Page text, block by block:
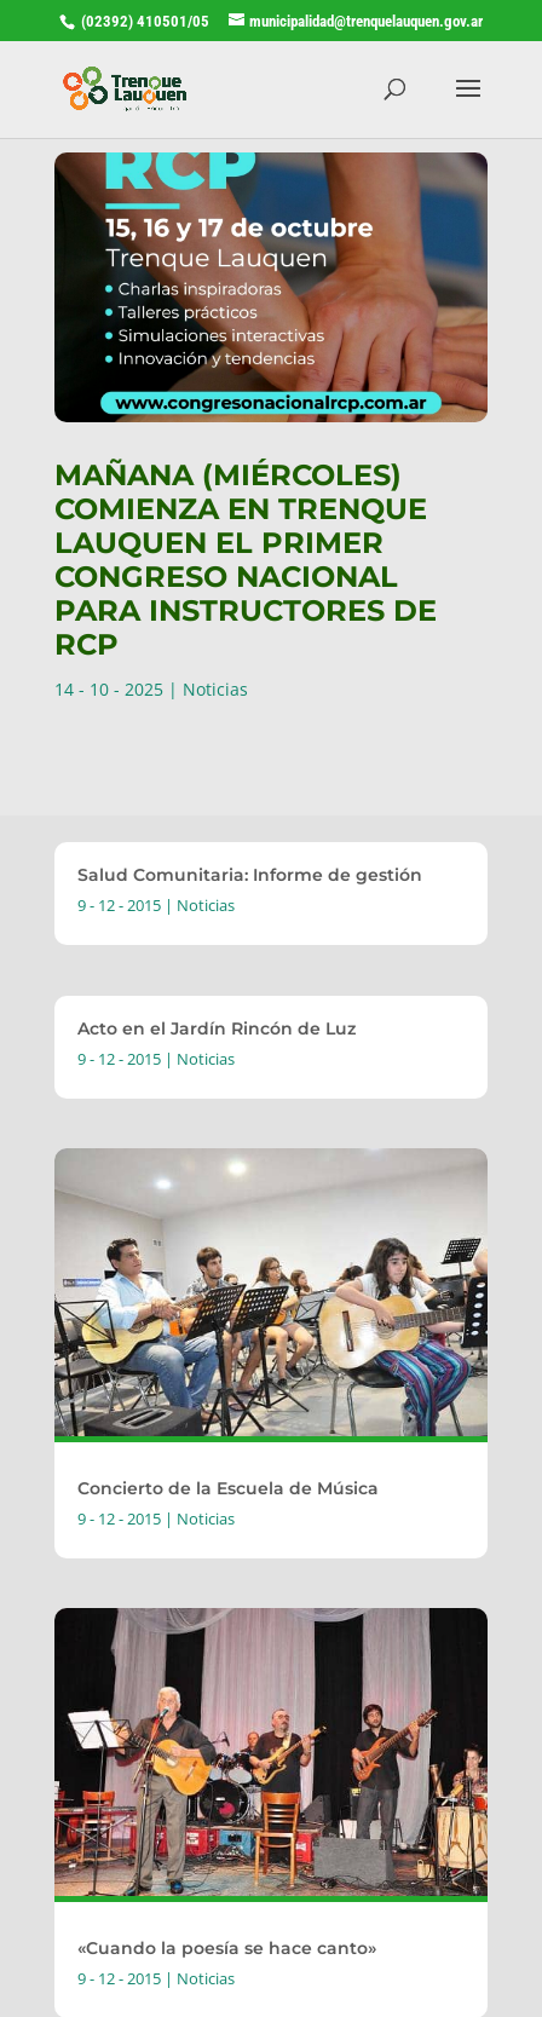
(02392) 410501/05 municipalidad@trenquelauquen.gov.ar
MAÑANA (MIÉRCOLES)
COMIENZA EN TRENQUE
LAUQUEN EL PRIMER
CONGRESO NACIONAL
PARA INSTRUCTORES DE
RCP
14 - 10 - 2025| Noticias
Salud Comunitaria: Informe de gestión
9 - 12 - 2015| Noticias
Acto en el Jardín Rincón de Luz
9 - 12 - 2015| Noticias
Concierto de la Escuela de Música
9 - 12 - 2015| Noticias
«Cuando la poesía se hace canto»
9 - 12 - 2015| Noticias